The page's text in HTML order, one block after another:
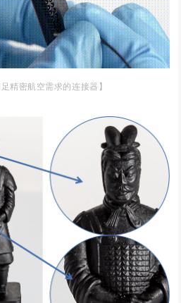
精密航空需求的连接器】